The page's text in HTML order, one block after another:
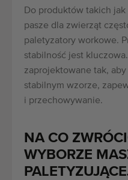
Do produktów takich
pasze dla zwierząt
paletyzatory workowe.
stabilność jest
zaprojektowane tak,
stabilnym wzorze,
i przechowywanie.
NA CO
WYBORZE